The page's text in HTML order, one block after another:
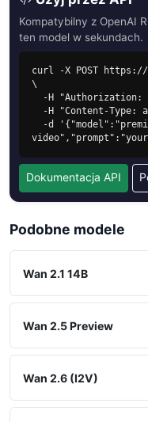
Kompatybilny z OpenAI
ten model w sekundach.
curl -X POST
\
Dokumentacja API
Podobne modele
Wan 2.1 14B
Wan 2.5 Preview
Wan 2.6 (I2V)